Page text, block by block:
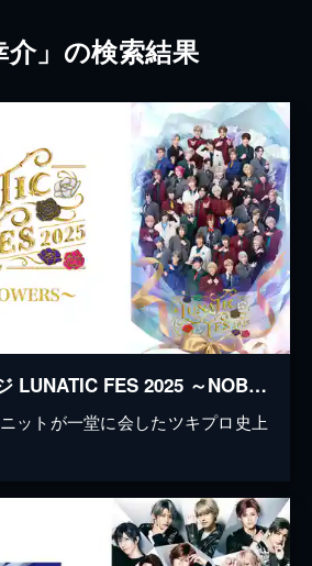
介」の検索結果
ツキプロステージ LUNATIC FES 2025 ～NOBLE FLOWERS～
ットが一堂に会したツキプロ史上